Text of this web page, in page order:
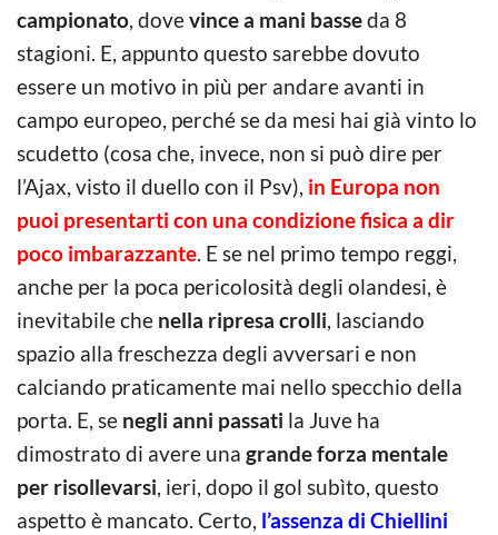
campionato, dovevince a mani basseda 8
stagioni. E, appunto questo sarebbe dovuto
essere un motivo in più per andare avanti in
campo europeo, perché se da mesi hai già vinto lo
scudetto (cosa che, invece, non si può dire per
l’Ajax, visto il duello con il Psv), in Europa non
puoi presentarti con una condizione fisica a dir
poco imbarazzante. E se nel primo tempo reggi,
anche per la poca pericolosità degli olandesi, è
inevitabile che nella ripresa crolli, lasciando
spazio alla freschezza degli avversari e non
calciando praticamente mai nello specchio della
porta. E, se negli anni passati la Juve ha
dimostrato di avere una grande forza mentale
per risollevarsi, ieri, dopo il gol subìto, questo
aspetto è mancato. Certo, l’assenza di Chiellini